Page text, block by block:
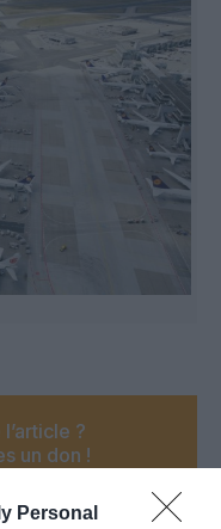
Personal
?
un don !